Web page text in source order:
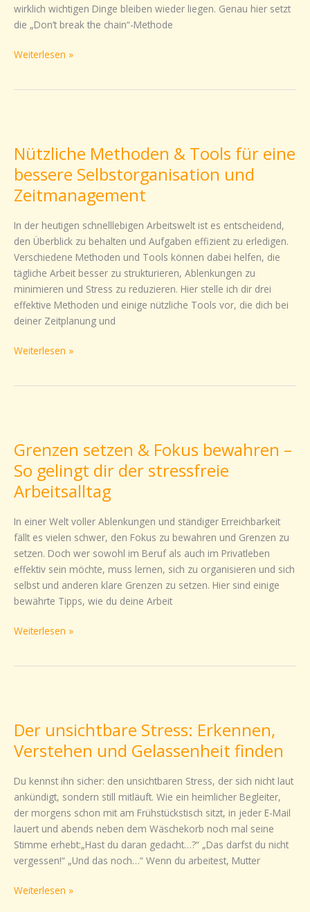
wirklich wichtigen Dinge bleiben wieder liegen. Genau hier setzt
die „Don’t break the chain“-Methode
erreichst
Du
Weiterlesen »
Nützliche Methoden & Tools für eine
bessere Selbstorganisation und
Zeitmanagement
In der heutigen schnelllebigen Arbeitswelt ist es entscheidend,
den Überblick zu behalten und Aufgaben effizient zu erledigen.
Verschiedene Methoden und Tools können dabei helfen, die
tägliche Arbeit besser zu strukturieren, Ablenkungen zu
minimieren und Stress zu reduzieren. Hier stelle ich dir drei
effektive Methoden und einige nützliche Tools vor, die dich bei
deiner Zeitplanung und
&
Tools
für
eine
Selbstorganisation
und
Zeitmanagement
Weiterlesen »
Grenzen setzen & Fokus bewahren –
So gelingt dir der stressfreie
Arbeitsalltag
In einer Welt voller Ablenkungen und ständiger Erreichbarkeit
fällt es vielen schwer, den Fokus zu bewahren und Grenzen zu
setzen. Doch wer sowohl im Beruf als auch im Privatleben
effektiv sein möchte, muss lernen, sich zu organisieren und sich
selbst und anderen klare Grenzen zu setzen. Hier sind einige
bewährte Tipps, wie du deine Arbeit
&
Fokus
bewahren
–
gelingt
dir
der
stressfreie
Arbeitsalltag
Weiterlesen »
Der unsichtbare Stress: Erkennen,
Verstehen und Gelassenheit finden
Du kennst ihn sicher: den unsichtbaren Stress, der sich nicht laut
ankündigt, sondern still mitläuft. Wie ein heimlicher Begleiter,
der morgens schon mit am Frühstückstisch sitzt, in jeder E-Mail
lauert und abends neben dem Wäschekorb noch mal seine
Stimme erhebt:„Hast du daran gedacht…?“ „Das darfst du nicht
vergessen!“ „Und das noch…“ Wenn du arbeitest, Mutter
Stress:
Erkennen,
Verstehen
und
Gelassenheit
finden
Weiterlesen »